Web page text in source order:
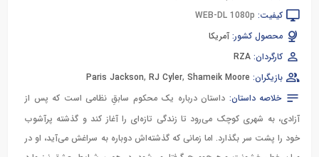
کیفیت: WEB-DL 1080p
محصول کشور: آمریکا
کارگردان: RZA
بازیگران:
Paris Jackson, RJ Cyler, Shameik Moore
خلاصه داستان: داستان درباره یک محکوم سابقِ نظامی است که پس از
آزادی، به شهری کوچک می‌رود تا زندگی تازه‌ای را آغاز کند و گذشته پرآشوب
خود را پشت سر بگذارد. اما زمانی که گذشته‌اش دوباره به سراغش می‌آید، او در